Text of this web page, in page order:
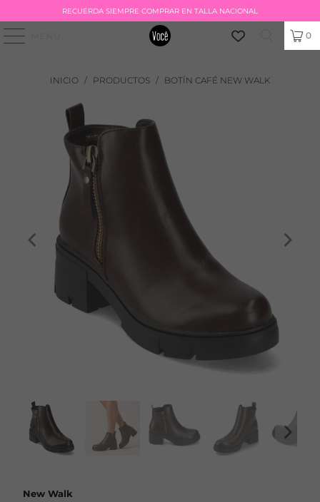
RECUERDA SIEMPRE COMPRAR EN TALLA NACIONAL
0
INICIO / PRODUCTOS / BOTÍN CAFÉ NEW WALK
New Walk